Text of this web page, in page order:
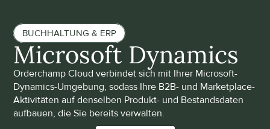
BUCHHALTUNG & ERP
Microsoft Dynamics
Orderchamp Cloud verbindet sich mit Ihrer Microsoft-
Dynamics-Umgebung, sodass Ihre B2B- und Marketplace-
Aktivitäten auf denselben Produkt- und Bestandsdaten
aufbauen, die Sie bereits verwalten.